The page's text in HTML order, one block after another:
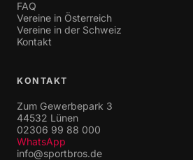
FAQ
Vereine in Österreich
Vereine in der Schweiz
Kontakt
KONTAKT
Zum Gewerbepark 3
44532 Lünen
02306 99 88 000
WhatsApp
info@sportbros.de